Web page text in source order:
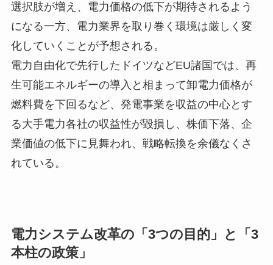
選択肢が増え、電力価格の低下が期待されるよう
になる一方、電力業界を取り巻く環境は厳しく変
化していくことが予想される。
電力自由化で先行したドイツなどEU諸国では、再
生可能エネルギーの導入と相まって卸電力価格が
燃料費を下回るなど、発電事業を収益の中心とす
る大手電力各社の収益性が毀損し、株価下落、企
業価値の低下に見舞われ、戦略転換を余儀なくさ
れている。
電力システム改革の「3つの目的」と「3
本柱の政策」